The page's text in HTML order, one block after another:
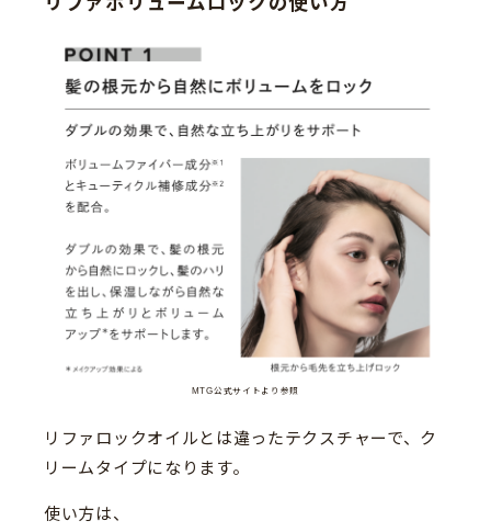
MTG公式サイトより参照
リファロックオイルとは違ったテクスチャーで、ク
リームタイプになります。
使い方は、